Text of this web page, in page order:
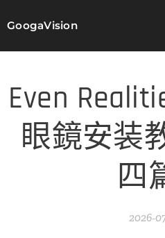
GoogaVision
Even
眼鏡安装
四
2026-